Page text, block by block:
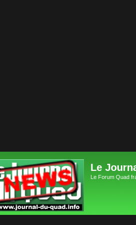
Le
Le Forum Quad